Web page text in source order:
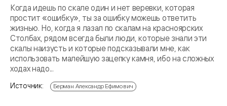
Когда идешь по скале один и нет веревки, которая
простит «ошибку», ты за ошибку можешь ответить
жизнью. Но, когда я лазал по скалам на красноярских
Столбах, рядом всегда были люди, которые знали эти
скалы наизусть и которые подсказывали мне, как
использовать малейшую зацепку камня, ибо на сложных
ходах надо...
Источник: Берман Александр Ефимович